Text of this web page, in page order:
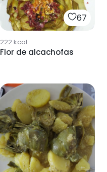
67
222kcal
Flor de alcachofas